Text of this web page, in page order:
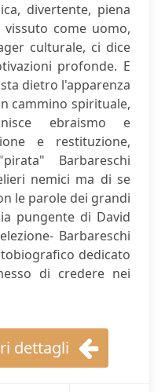
divertente, piena
come uomo,
culturale, ci dice
profonde. E
dietro l'apparenza
cammino spirituale,
ebraismo e
e restituzione,
Barbareschi
nemici ma di se
le parole dei grandi
pungente di David
Barbareschi
dedicato
di credere nei
dettagli